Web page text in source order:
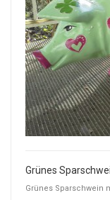
Grünes Sparschwein